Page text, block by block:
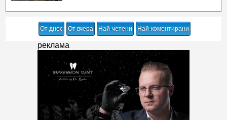
От днес От вчера Най-четени Най-коментирани
реклама